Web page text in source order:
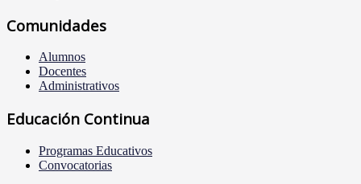
Comunidades
Alumnos
Docentes
Administrativos
Educación Continua
Programas Educativos
Convocatorias